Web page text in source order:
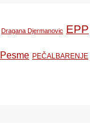
Dragana Djermanovic EPP
Pesme PEČALBARENJE